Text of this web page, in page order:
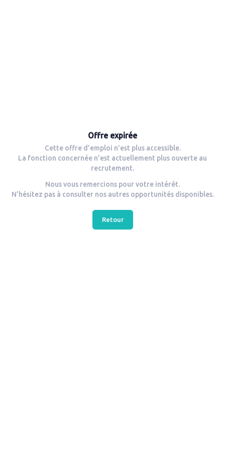
Offre expirée
Cette offre d’emploi n’est plus accessible.
La fonction concernée n’est actuellement plus ouverte au
recrutement.
Nous vous remercions pour votre intérêt.
N’hésitez pas à consulter nos autres opportunités disponibles.
Retour